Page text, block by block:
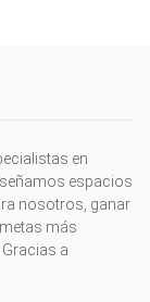
en
espacios
nosotros, ganar
más
a